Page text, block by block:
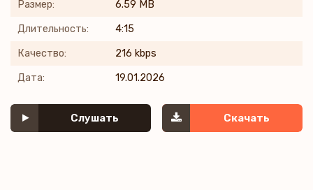
Размер: 6.59 MB
Длительность: 4:15
Качество: 216 kbps
Дата: 19.01.2026
Слушать Скачать